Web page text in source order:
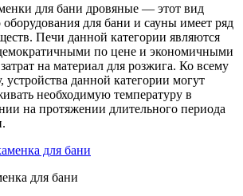
для бани дровяные — этот вид
оборудования для бани и сауны имеет ряд
Печи данной категории являются
по цене и экономичными
на материал для розжига. Ко всему
устройства данной категории могут
необходимую температуру в
на протяжении длительного периода
для бани